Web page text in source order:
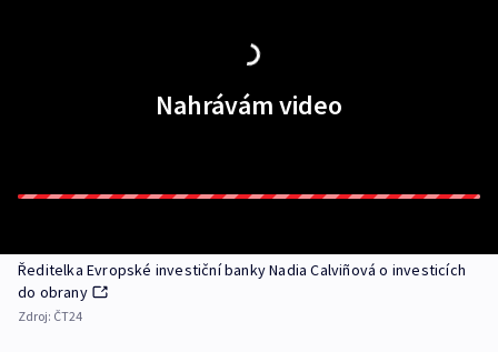
Nahrávám video
Ředitelka Evropské investiční banky Nadia Calviñová o investicích
do obrany
Zdroj: ČT24